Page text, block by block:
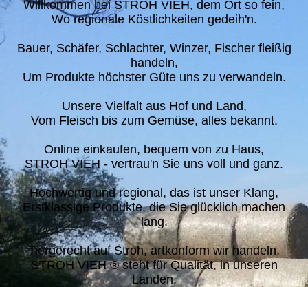
Willkommen bei STROH VIEH, dem Ort so fein,
Wo regionale Köstlichkeiten gedeih'n.
Bauer, Schäfer, Schlachter, Winzer, Fischer fleißig
handeln,
Um Produkte höchster Güte uns zu verwandeln.
Unsere Vielfalt aus Hof und Land,
Vom Fleisch bis zum Gemüse, alles bekannt.
Online einkaufen, bequem von zu Haus,
STROH VIEH - vertrau'n Sie uns voll und ganz.
Hochwertig und regional, das ist unser Klang,
Erstklassige Produkte, die Sie glücklich machen
lang.
Tiergerecht auf Stroh, artkonform wir handeln,
STROH VIEH ® steht für Qualität, in unseren
Landen.